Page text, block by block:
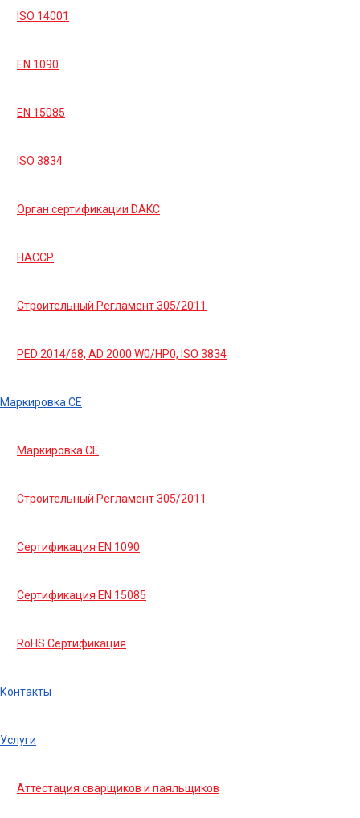
ISO 14001
EN 1090
EN 15085
ISO 3834
Орган сертификации DAKC
HACCP
Строительный Регламент 305/2011
PED 2014/68, AD 2000 W0/HP0, ISO 3834
Маркировка СЕ
Маркировка СЕ
Строительный Регламент 305/2011
Сертификация EN 1090
Сертификация EN 15085
RoHS Сертификация
Контакты
Услуги
Аттестация сварщиков и паяльщиков